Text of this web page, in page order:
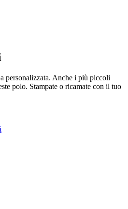
personalizzata. Anche i più piccoli
polo. Stampate o ricamate con il tuo